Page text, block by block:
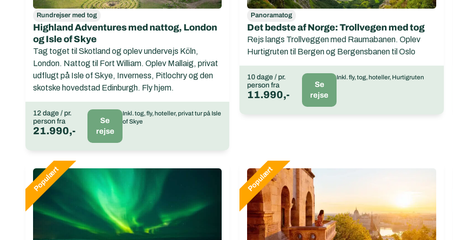
Rundrejser med tog
Highland Adventures med nattog, London
og Isle of Skye
Tag toget til Skotland og oplev undervejs Köln,
London. Nattog til Fort William. Oplev Mallaig, privat
udflugt på Isle of Skye, Inverness, Pitlochry og den
skotske hovedstad Edinburgh. Fly hjem.
12 dage / pr.
person fra
21.990,-
Se
rejse
Inkl. tog, fly, hoteller, privat tur på Isle
of Skye
Panoramatog
Det bedste af Norge: Trollvegen med tog
Rejs langs Trollveggen med Raumabanen. Oplev
Hurtigruten til Bergen og Bergensbanen til Oslo
10 dage / pr.
person fra
11.990,-
Se
rejse
Inkl. fly, tog, hoteller, Hurtigruten